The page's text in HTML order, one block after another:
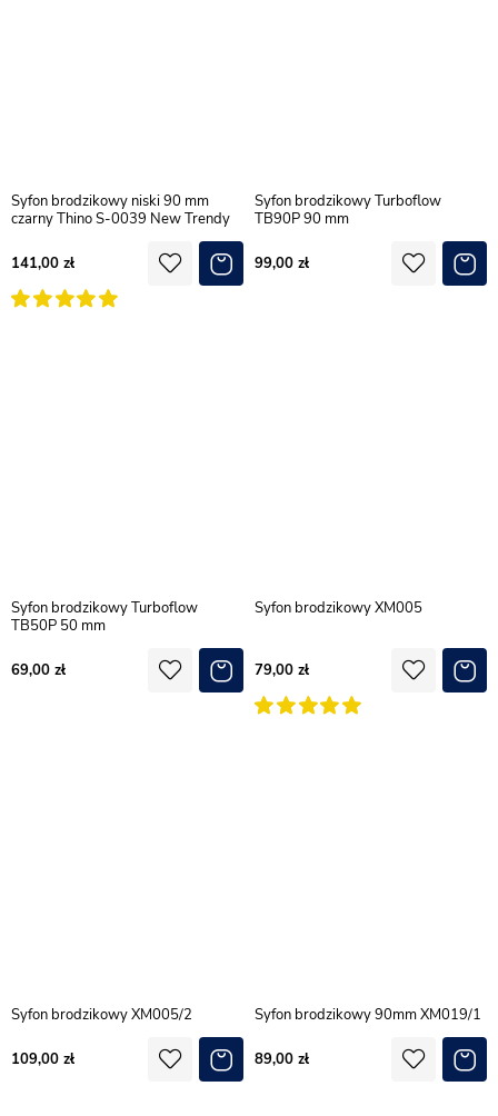
Syfon brodzikowy niski 90 mm
czarny Thino S-0039 New Trendy
141,00
Syfon brodzikowy Turboflow
TB90P 90 mm
99,00
Syfon brodzikowy Turboflow
TB50P 50 mm
69,00
Syfon brodzikowy XM005
79,00
Syfon brodzikowy XM005/2
109,00
Syfon brodzikowy 90mm XM019/1
89,00